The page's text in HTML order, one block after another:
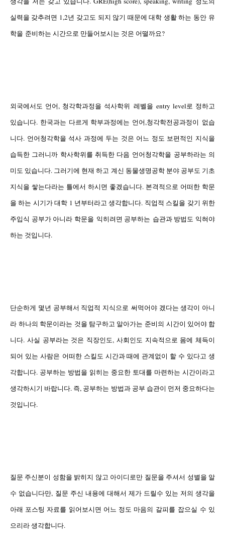
실력을 갖추려면 1,2년 갖고도 되지 않기 때문에 대학 생활 하는 동안 유
학을 준비하는 시간으로 만들어보시는 것은 어떨까요?
외국에서도 언어, 청각학과정을 석사학위 레벨을 entry level로 정하고
있습니다. 한국과는 다르게 학부과정에는 언어,청각학전공과정이 없습
니다. 언어청각학을 석사 과정에 두는 것은 어느 정도 보편적인 지식을
습득한 그러니까 학사학위를 취득한 다음 언어청각학을 공부하라는 의
미도 있습니다. 그러기에 현재 하고 계신 동물생명공학 분야 공부도 기초
지식을 쌓는다라는 틀에서 하시면 좋겠습니다. 본격적으로 어떠한 학문
을 하는 시기가 대학 1 년부터라고 생각합니다. 직업적 스킬을 갖기 위한
주입식 공부가 아니라 학문을 익히려면 공부하는 습관과 방법도 익혀야
하는 것입니다.
단순하게 몇년 공부해서 직업적 지식으로 써먹어야 겠다는 생각이 아니
라 하나의 학문이라는 것을 탐구하고 알아가는 준비의 시간이 있어야 합
니다. 사실 공부라는 것은 직장인도, 사회인도 지속적으로 몸에 체득이
되어 있는 사람은 어떠한 스킬도 시간과 때에 관계없이 할 수 있다고 생
각합니다. 공부하는 방법을 읽히는 중요한 토대를 마련하는 시간이라고
생각하시기 바랍니다. 즉, 공부하는 방법과 공부 습관이 먼저 중요하다는
것입니다.
질문 주신분이 성함을 밝히지 않고 아이디로만 질문을 주셔서 성별을 알
수 없습니다만, 질문 주신 내용에 대해서 제가 드릴수 있는 저의 생각을
아래 포스팅 자료를 읽어보시면 어느 정도 마음의 갈피를 잡으실 수 있
으리라 생각합니다.